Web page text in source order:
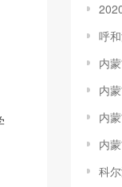
呼
内
内
内
内
科